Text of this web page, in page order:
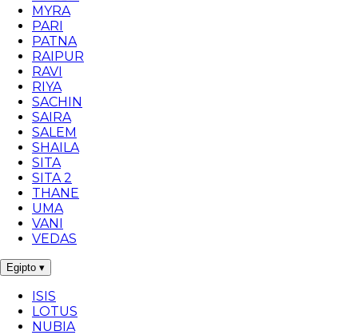
MYRA
PARI
PATNA
RAIPUR
RAVI
RIYA
SACHIN
SAIRA
SALEM
SHAILA
SITA
SITA 2
THANE
UMA
VANI
VEDAS
Egipto ▾
ISIS
LOTUS
NUBIA